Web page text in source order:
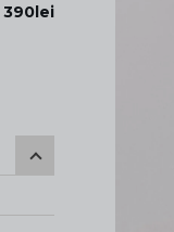
Preț
Preț
390lei